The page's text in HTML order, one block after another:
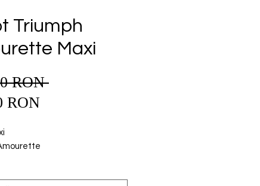
Triumph
Maxi
RON Preț
RONPreț